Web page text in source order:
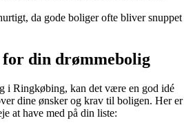
da gode boliger ofte bliver snuppet
din drømmebolig
i Ringkøbing, kan det være en god idé
dine ønsker og krav til boligen. Her er
at have med på din liste: